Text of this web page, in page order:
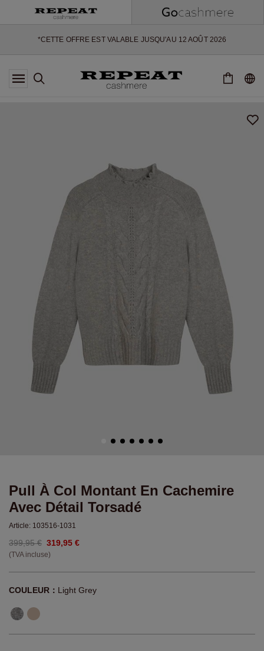
*CETTE OFFRE EST VALABLE JUSQU'AU 12 AOÛT 2026
*NON VALABLE SUR LIMITED EDITION
*EXCEPTIONS PEUVENT S'APPLIQUER
Pull À Col Montant En Cachemire
Avec Détail Torsadé
Article: 103516-1031
399,95 € 319,95 €
(TVA incluse)
COULEUR： Light Grey